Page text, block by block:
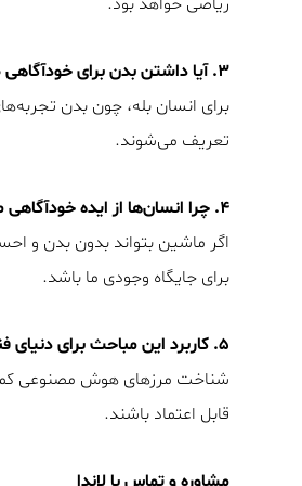
۳. آیا داشتن بدن برای خودآگاهی ضروری است؟
برای انسان بله، چون بدن
تعریف می‌شوند.
۴. چرا انسان‌ها از ایده‌ خودآگاهی ماشین می‌ترسند؟
اگر ماشین بتواند بدون بدن و
برای جایگاه وجودی ما باشد.
۵. کاربرد این مباحث برای دنیای فناوری امروز چیست؟
شناخت مرزهای هوش مصنوعی کمک
قابل اعتماد باشند.